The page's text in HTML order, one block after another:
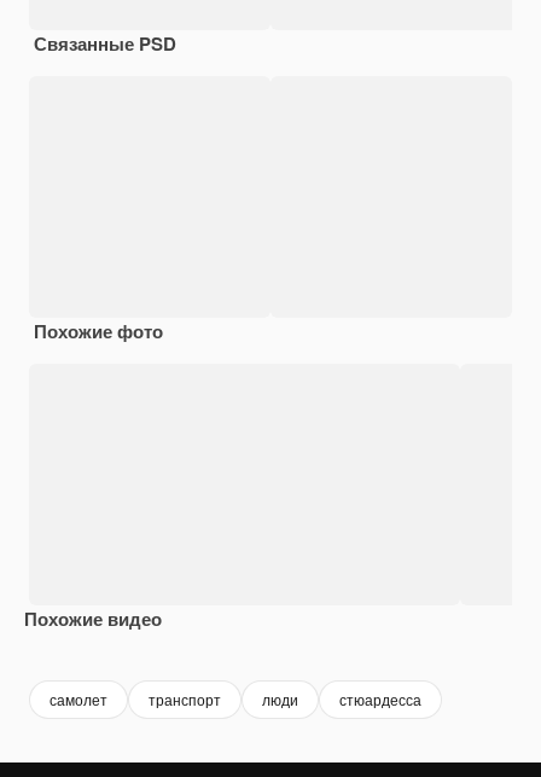
Связанные PSD
Похожие фото
Похожие видео
самолет транспорт люди стюардесса